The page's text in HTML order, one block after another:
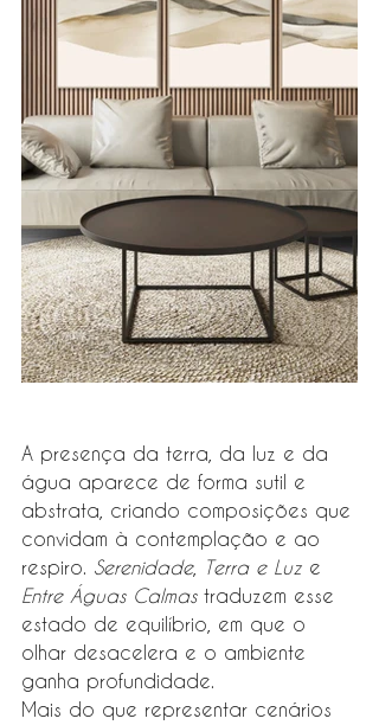
A presença da terra, da luz e da
água aparece de forma sutil e
abstrata, criando composições que
convidam à contemplação e ao
respiro. Serenidade, Terra e Luz e
Entre Águas Calmas traduzem esse
estado de equilíbrio, em que o
olhar desacelera e o ambiente
ganha profundidade.
Mais do que representar cenários